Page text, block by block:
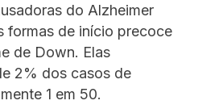
do Alzheimer
formas de início precoce
de Down. Elas
2% dos casos de
1 em 50.